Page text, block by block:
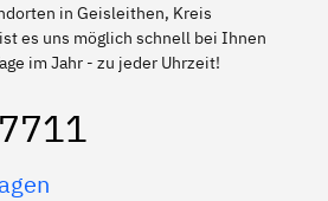
in Geisleithen, Kreis
es uns möglich schnell bei Ihnen
im Jahr - zu jeder Uhrzeit!